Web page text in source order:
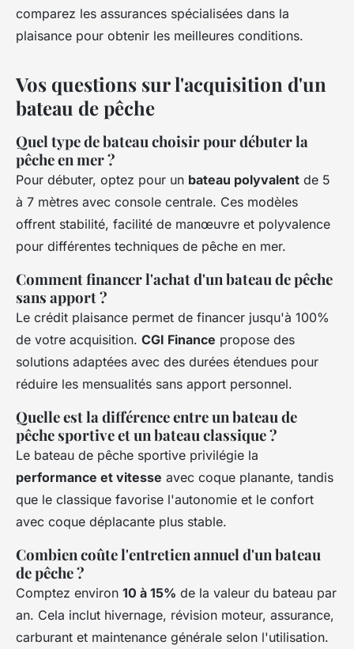
comparez les assurances spécialisées dans la
plaisance pour obtenir les meilleures conditions.
Vos questions sur l'acquisition d'un
bateau de pêche
Quel type de bateau choisir pour débuter la
pêche en mer ?
Pour débuter, optez pour un bateau polyvalent de 5
à 7 mètres avec console centrale. Ces modèles
offrent stabilité, facilité de manœuvre et polyvalence
pour différentes techniques de pêche en mer.
Comment financer l'achat d'un bateau de pêche
sans apport ?
Le crédit plaisance permet de financer jusqu'à 100%
de votre acquisition. CGI Finance propose des
solutions adaptées avec des durées étendues pour
réduire les mensualités sans apport personnel.
Quelle est la différence entre un bateau de
pêche sportive et un bateau classique ?
Le bateau de pêche sportive privilégie la
performance et vitesse avec coque planante, tandis
que le classique favorise l'autonomie et le confort
avec coque déplacante plus stable.
Combien coûte l'entretien annuel d'un bateau
de pêche ?
Comptez environ 10 à 15% de la valeur du bateau par
an. Cela inclut hivernage, révision moteur, assurance,
carburant et maintenance générale selon l'utilisation.